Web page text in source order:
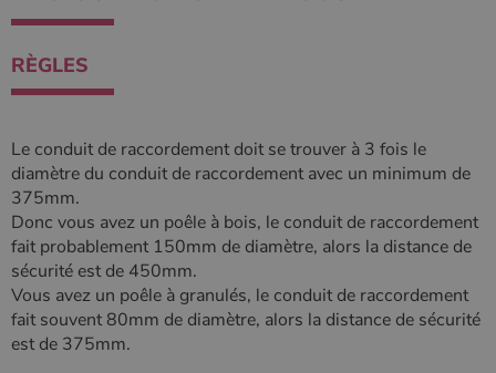
RÈGLES
Le conduit de raccordement doit se trouver à 3 fois le
diamètre du conduit de raccordement avec un minimum de
375mm.
Donc vous avez un poêle à bois, le conduit de raccordement
fait probablement 150mm de diamètre, alors la distance de
sécurité est de 450mm.
Vous avez un poêle à granulés, le conduit de raccordement
fait souvent 80mm de diamètre, alors la distance de sécurité
est de 375mm.